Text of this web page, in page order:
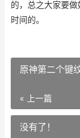
的，总之大家要
时间的。
原神第二个键
« 上一篇
没有了！